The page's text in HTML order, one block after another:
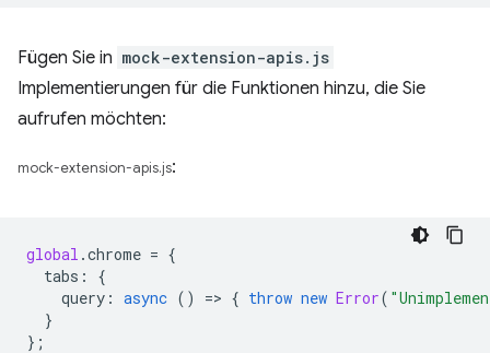
Fügen Sie in mock-extension-apis.js
Implementierungen für die Funktionen hinzu, die Sie
aufrufen möchten:
mock-extension-apis.js:
global .chrome = {
tabs :
{
query : async () => { throw new Error(
}
};